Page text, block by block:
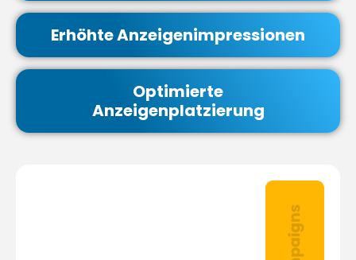
Erhöhte Anzeigenimpressionen
Optimierte
Anzeigenplatzierung